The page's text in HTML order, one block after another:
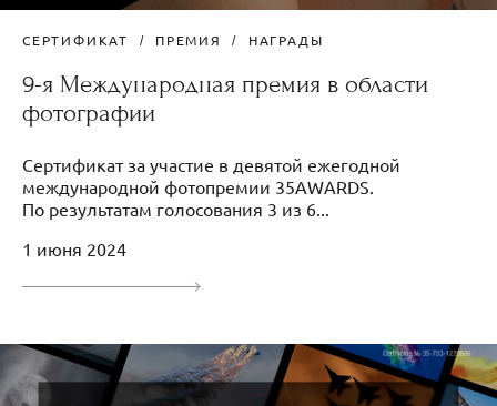
СЕРТИФИКАТ ПРЕМИЯ НАГРАДЫ
9-я Международная премия в области
фотографии
Сертификат за участие в девятой ежегодной
международной фотопремии 35AWARDS.
По результатам голосования 3 из 6...
1 июня 2024